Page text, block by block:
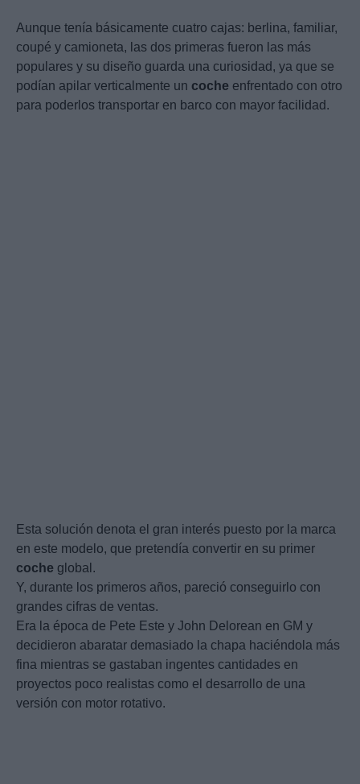
Aunque tenía básicamente cuatro cajas: berlina, familiar,
coupé y camioneta, las dos primeras fueron las más
populares y su diseño guarda una curiosidad, ya que se
podían apilar verticalmente un coche enfrentado con otro
para poderlos transportar en barco con mayor facilidad.
Esta solución denota el gran interés puesto por la marca
en este modelo, que pretendía convertir en su primer
coche global.
Y, durante los primeros años, pareció conseguirlo con
grandes cifras de ventas.
Era la época de Pete Este y John Delorean en GM y
decidieron abaratar demasiado la chapa haciéndola más
fina mientras se gastaban ingentes cantidades en
proyectos poco realistas como el desarrollo de una
versión con motor rotativo.